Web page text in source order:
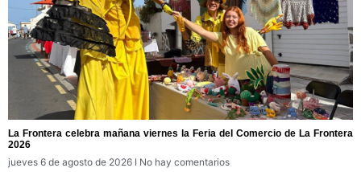
La Frontera celebra mañana viernes la Feria del Comercio de La Frontera
2026
jueves 6 de agosto de 2026
No hay comentarios